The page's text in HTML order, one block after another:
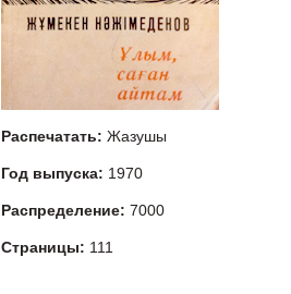
Распечатать: Жазушы
Год выпуска: 1970
Распределение: 7000
Страницы: 111